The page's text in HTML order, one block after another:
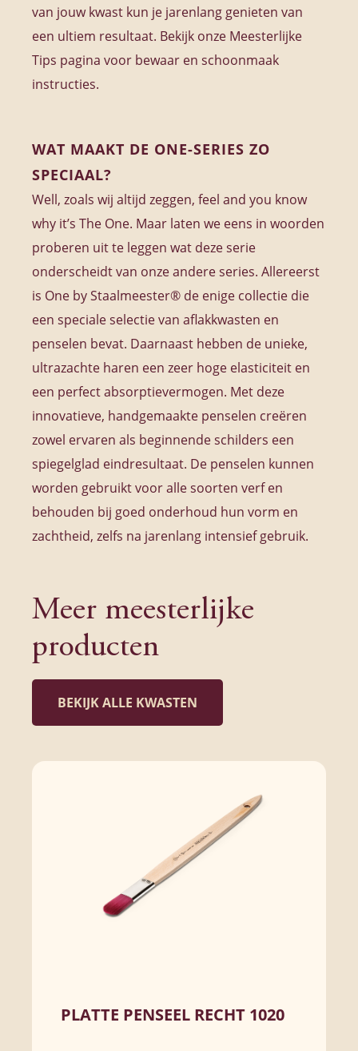
van jouw kwast kun je jarenlang genieten van
een ultiem resultaat. Bekijk onze Meesterlijke
Tips pagina voor bewaar en schoonmaak
instructies.
WAT MAAKT DE ONE-SERIES ZO
SPECIAAL?
Well, zoals wij altijd zeggen, feel and you know
why it’s The One. Maar laten we eens in woorden
proberen uit te leggen wat deze serie
onderscheidt van onze andere series. Allereerst
is One by Staalmeester® de enige collectie die
een speciale selectie van aflakkwasten en
penselen bevat. Daarnaast hebben de unieke,
ultrazachte haren een zeer hoge elasticiteit en
een perfect absorptievermogen. Met deze
innovatieve, handgemaakte penselen creëren
zowel ervaren als beginnende schilders een
spiegelglad eindresultaat. De penselen kunnen
worden gebruikt voor alle soorten verf en
behouden bij goed onderhoud hun vorm en
zachtheid, zelfs na jarenlang intensief gebruik.
Meer meesterlijke
producten
BEKIJK ALLE KWASTEN
PLATTE PENSEEL RECHT 1020